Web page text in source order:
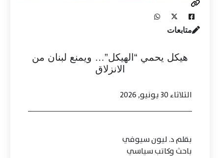
متابعات
هيكل يحمي “الهيكل”… ويمنع لبنان من
الانزلاق
الثلاثاء 30 يونيو, 2026
بقلم د. ليون سيوفي
باحث وكاتب سياسي